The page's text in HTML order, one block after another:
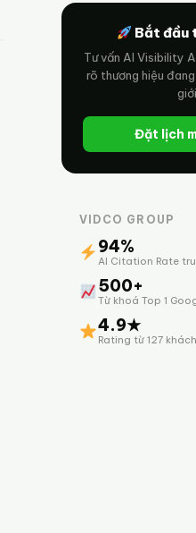
Bắt đầu
Tư vấn AI Visibility
rõ thương hiệu
Đặt lịch
VIDCO GROUP
94%
AI Citation Rate
500+
Từ khoá Top 1
4.9★
Rating từ 127